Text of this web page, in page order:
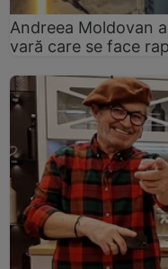
Andreea Moldovan
vară care se face